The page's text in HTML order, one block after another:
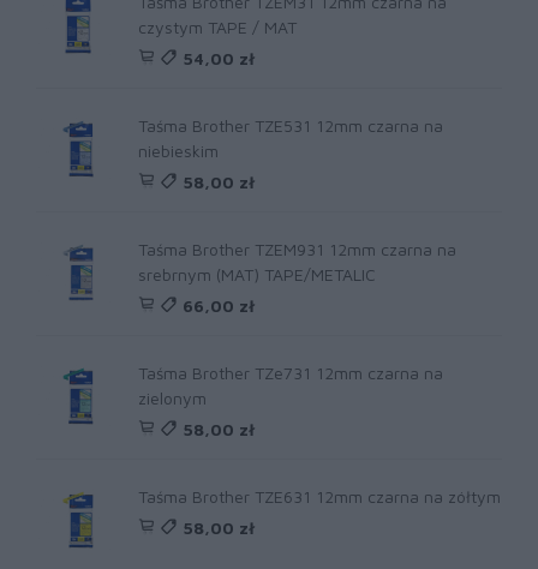
czystym TAPE / MAT
54,00 zł
Taśma Brother TZE531 12mm czarna na
niebieskim
58,00 zł
Taśma Brother TZEM931 12mm czarna na
srebrnym (MAT) TAPE/METALIC
66,00 zł
Taśma Brother TZe731 12mm czarna na
zielonym
58,00 zł
Taśma Brother TZE631 12mm czarna na zółtym
58,00 zł